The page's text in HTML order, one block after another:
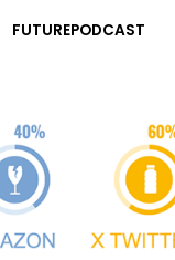
FUTUREPODCAST